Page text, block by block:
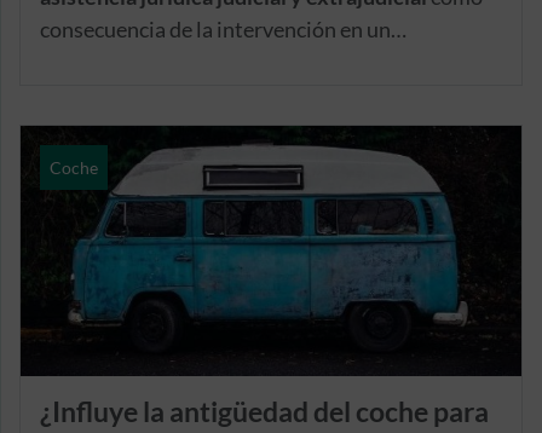
consecuencia de la intervención en un
vehículo asegurado. Además, cubre también el
pago de los gastos en los que pueda incurrir el
asegurado como consecuencia de su
participación en dicho procedimiento.
Coche
¿Influye la antigüedad del coche para